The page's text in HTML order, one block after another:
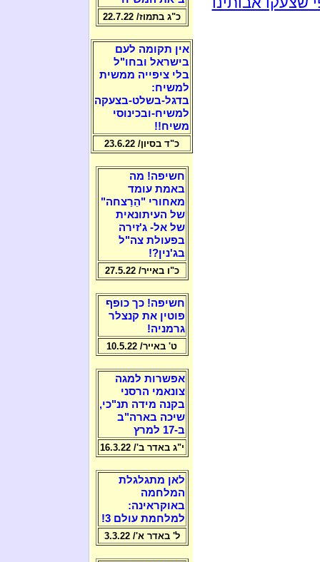
כ"ג בתמוז/ 22.7.22
אין תקומה לעם
בישראל ובחו"ל
בלי ציפייה ממשית
למשיח:
בדגל-בשלט-בצעקה
למשיח-ובכינוסי
משיח!!
כ"ד בסיון/ 23.6.22
חשיפה! מה
באמת עומד
מאחורי "הֵרַצחה"
של העיתונאית
של אל- ג'זירה
בפעולת צה"ל
בג'נין?!
כ"ו באייר/ 27.5.22
חשיפה! כך כופף
פוטין את קנצלר
גרמניה!
ט' באייר/ 10.5.22
אפשרות למגה
צונאמי הרסני
בקנה מידה תנ"כי,
שיכה בארה"ב
ב-17 למרץ
י"ג באדר ב'/ 16.3.22
לאן מתגלגלת
המלחמה
באוקראינה:
למלחמת עולם 3!
ל' באדר א'/ 3.3.22